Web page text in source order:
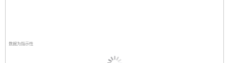
数据为指示性